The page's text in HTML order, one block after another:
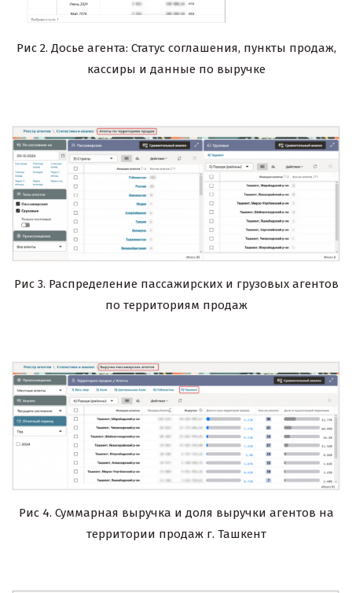
Рис 2. Досье агента: Статус соглашения, пункты продаж,
кассиры и данные по выручке
Рис 3. Распределение пассажирских и грузовых агентов
по территориям продаж
Рис 4. Суммарная выручка и доля выручки агентов на
территории продаж г. Ташкент